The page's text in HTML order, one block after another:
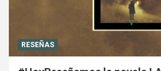
RESEÑAS